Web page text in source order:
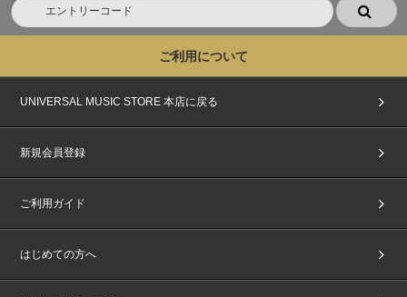
ご利用について
UNIVERSAL MUSIC STORE 本店に戻る
新規会員登録
ご利用ガイド
はじめての方へ